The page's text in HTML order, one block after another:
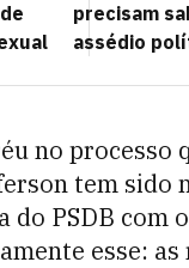
precisam
assédio
no
tem sido
do PSDB
esse: as